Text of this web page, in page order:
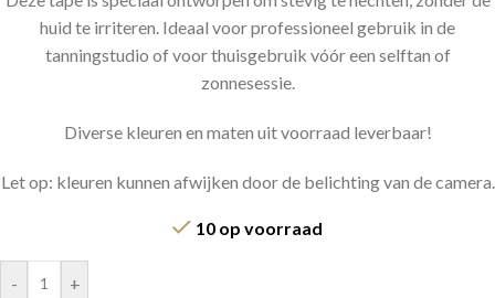
huid te irriteren. Ideaal voor professioneel gebruik in de
tanningstudio of voor thuisgebruik vóór een selftan of
zonnesessie.
Diverse kleuren en maten uit voorraad leverbaar!
Let op: kleuren kunnen afwijken door de belichting van de camera.
10 op voorraad
- +